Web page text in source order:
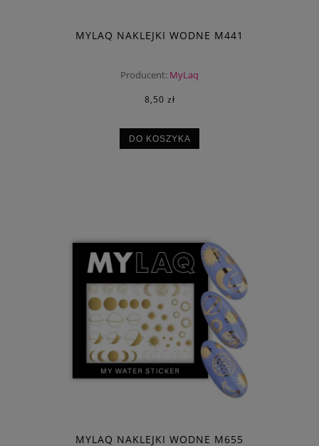
MYLAQ NAKLEJKI WODNE M441
Producent: MyLaq
8,50 zł
DO KOSZYKA
MYLAQ NAKLEJKI WODNE M655